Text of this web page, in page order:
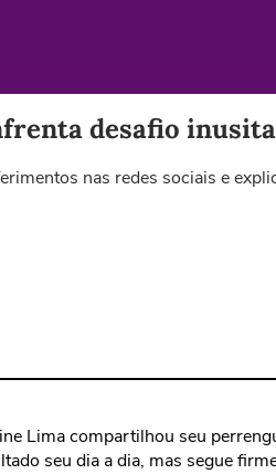
desafio
nas redes sociais e
Lima compartilhou seu
seu dia a dia, mas segue